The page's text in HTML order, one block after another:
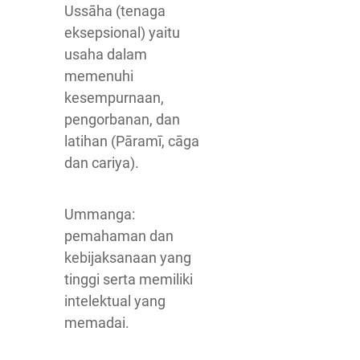
Ussāha (tenaga
eksepsional) yaitu
usaha dalam
memenuhi
kesempurnaan,
pengorbanan, dan
latihan (Pāramī, cāga
dan cariya).
Ummanga:
pemahaman dan
kebijaksanaan yang
tinggi serta memiliki
intelektual yang
memadai.